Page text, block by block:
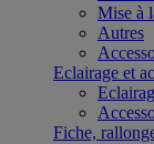
Mise à
Autres
Eclairage et
Fiche,